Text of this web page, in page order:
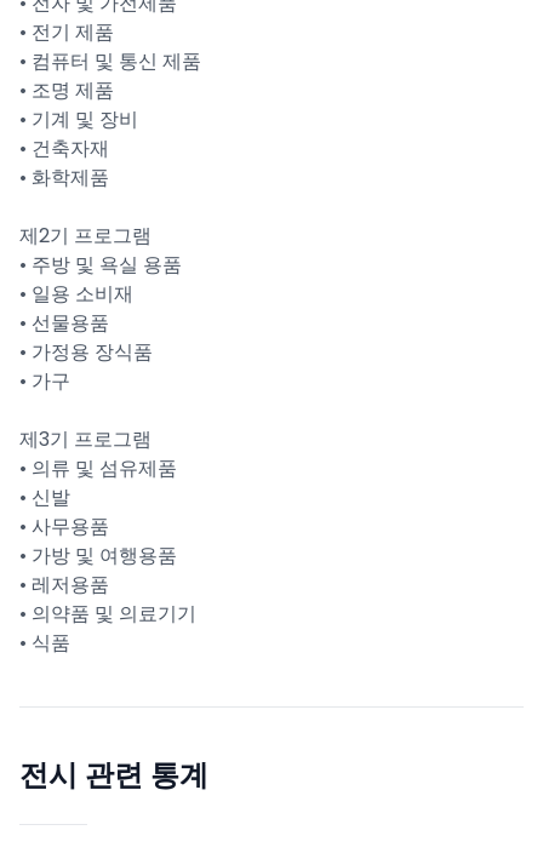
• 전기 제품
• 컴퓨터 및 통신 제품
• 조명 제품
• 기계 및 장비
• 건축자재
• 화학제품
제2기 프로그램
• 주방 및 욕실 용품
• 일용 소비재
• 선물용품
• 가정용 장식품
• 가구
제3기 프로그램
• 의류 및 섬유제품
• 신발
• 사무용품
• 가방 및 여행용품
• 레저용품
• 의약품 및 의료기기
• 식품
전시 관련 통계